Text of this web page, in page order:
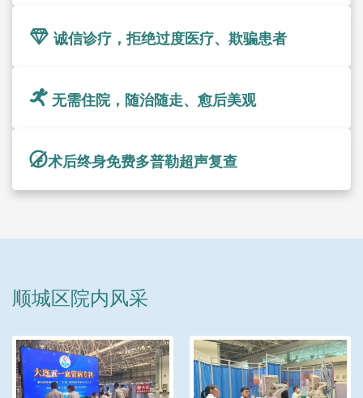
诚信诊疗，拒绝过度医疗、欺骗患者
无需住院，随治随走、愈后美观
术后终身免费多普勒超声复查
顺城区院内风采